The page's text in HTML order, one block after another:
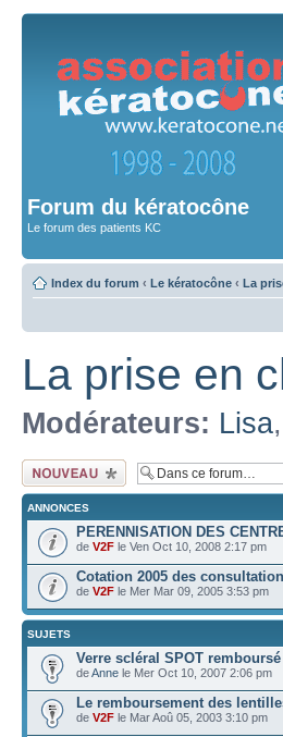
Forum du kératocône
Le forum des patients KC
Index du forum ‹ Le kératocône ‹ La
La prise en
Modérateurs: Lisa,
Ecrire un nouveau
sujet
ANNONCES
PERENNISATION DES
de V2F le Ven Oct 10, 2008 2:17 pm
Cotation 2005 des
de V2F le Mer Mar 09, 2005 3:53 pm
SUJETS
Verre scléral SPOT remboursé
deAnne le Mer Oct 10, 2007 2:06 pm
Le remboursement des
de V2F le Mar Aoû 05, 2003 3:10 pm